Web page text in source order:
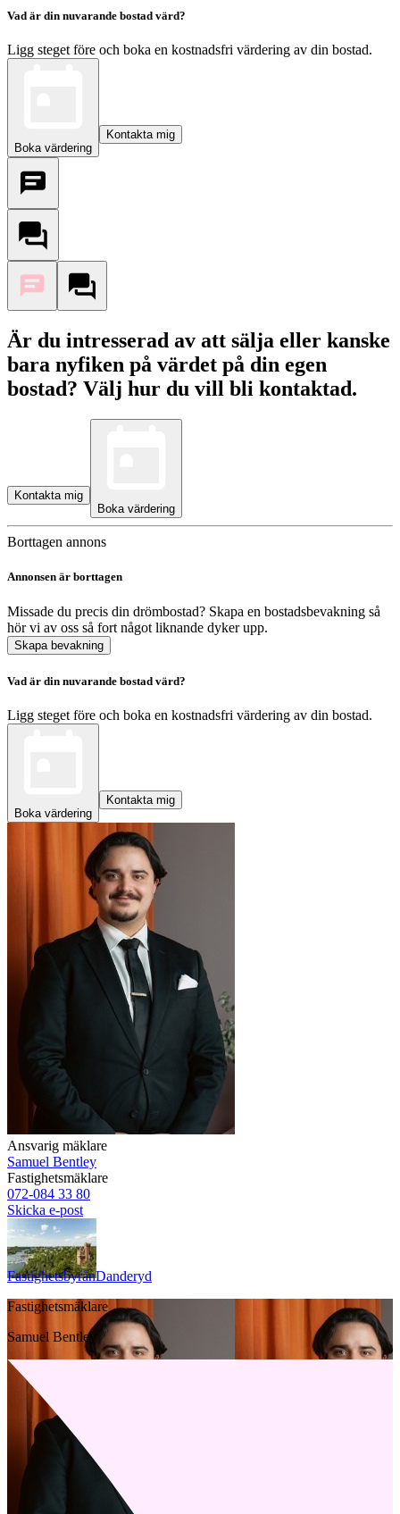
Vad är din nuvarande bostad värd?
Ligg steget före och boka en kostnadsfri värdering av din bostad.
Boka värdering
Kontakta mig
Är du intresserad av att sälja eller kanske
bara nyfiken på värdet på din egen
bostad? Välj hur du vill bli kontaktad.
Kontakta mig
Boka värdering
Borttagen annons
Annonsen är borttagen
Missade du precis din drömbostad? Skapa en bostadsbevakning så
hör vi av oss så fort något liknande dyker upp.
Skapa bevakning
Vad är din nuvarande bostad värd?
Ligg steget före och boka en kostnadsfri värdering av din bostad.
Boka värdering
Kontakta mig
Ansvarig mäklare
Samuel Bentley
Fastighetsmäklare
072-084 33 80
Skicka e-post
FastighetsbyrånDanderyd
Fastighetsmäklare
Samuel Bentley